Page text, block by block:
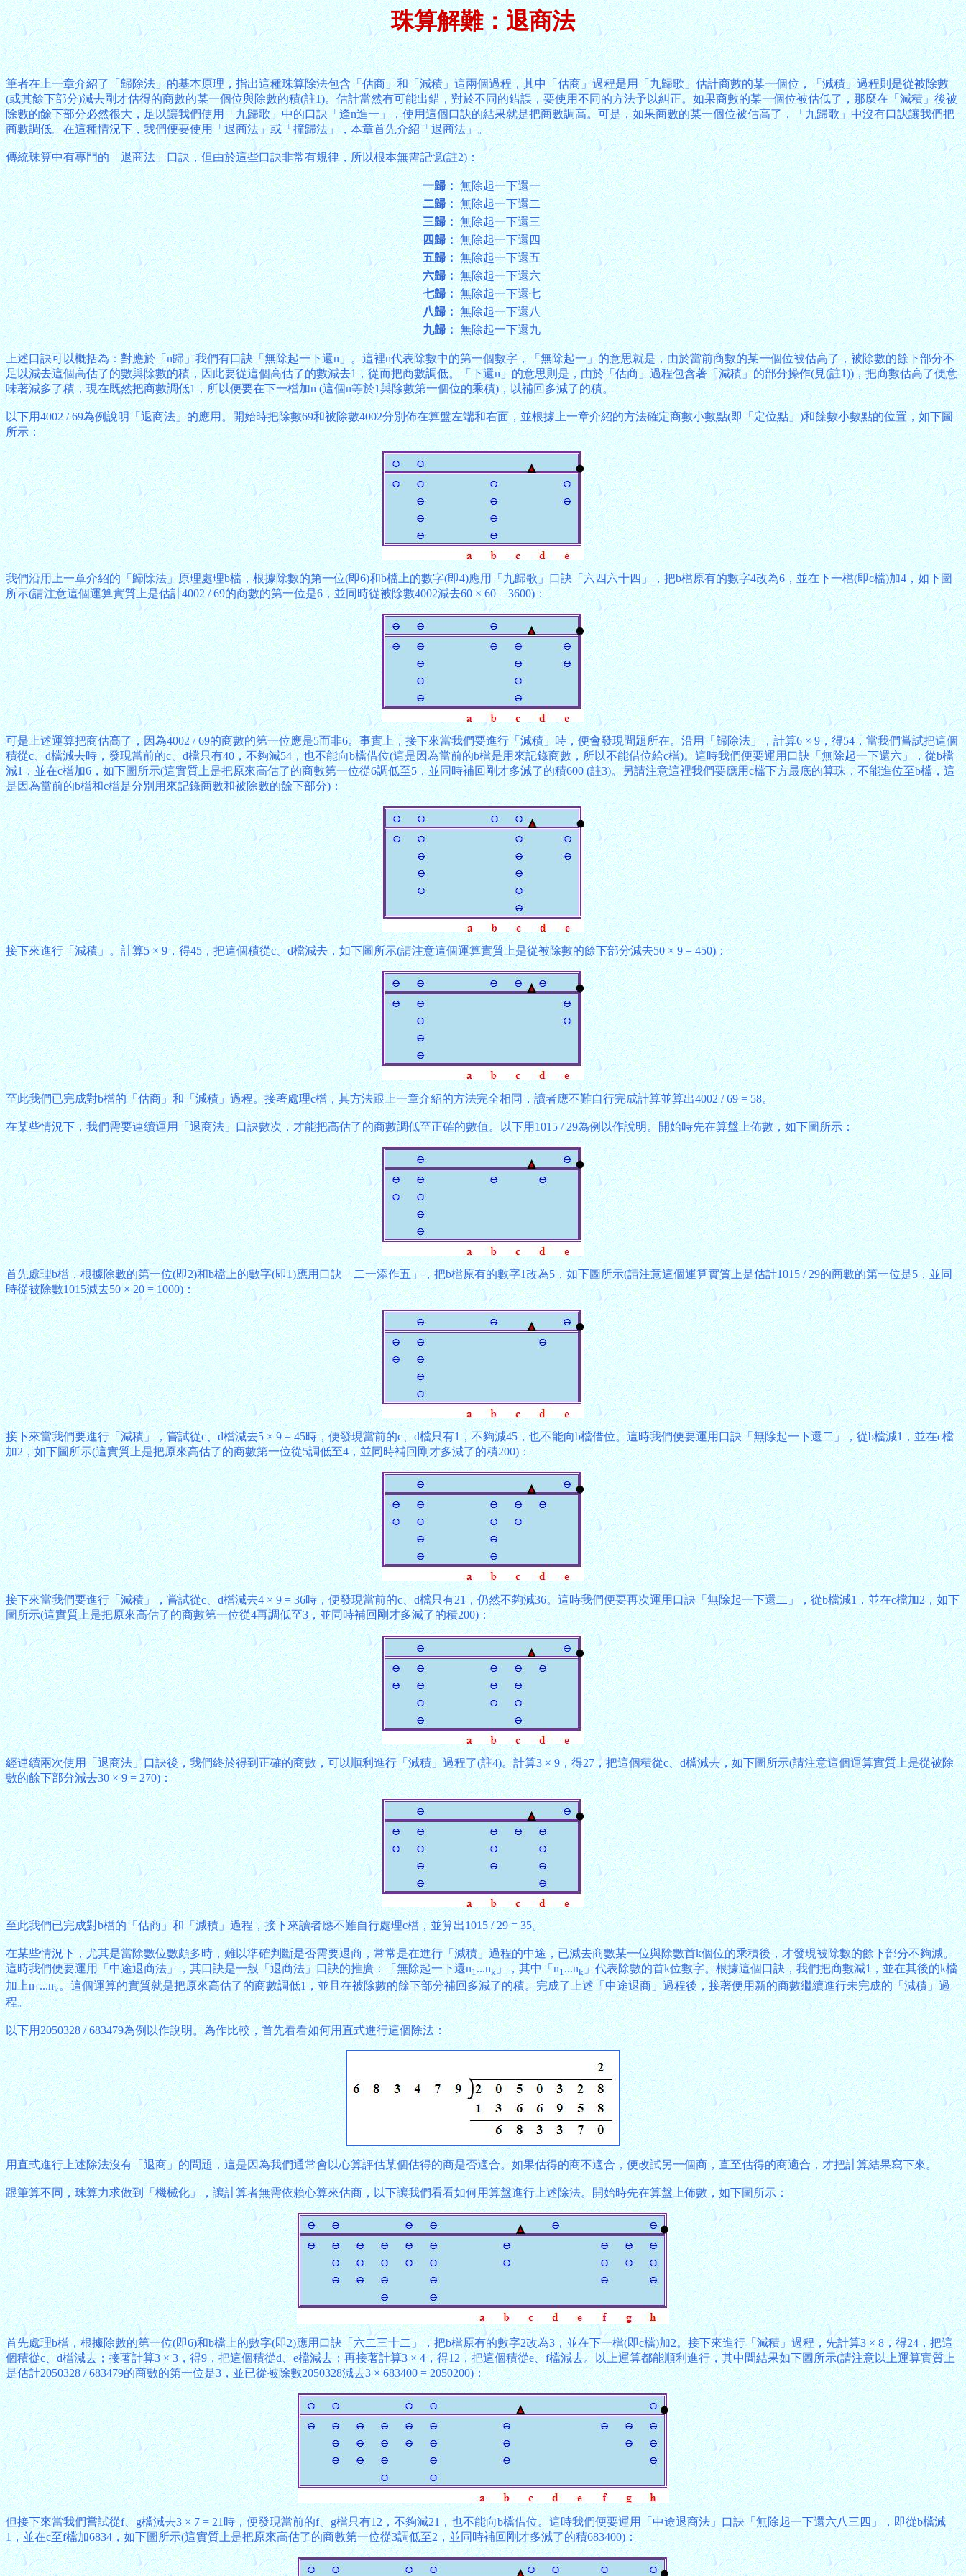
珠算解難：退商法
筆者在上一章介紹了「歸除法」的基本原理，指出這種珠算除法包含「估商」和「減積」這兩個過程，其中「估商」過程是用「九歸歌」估計商數的某一個位，「減積」過程則是從被除數
(或其餘下部分)減去剛才估得的商數的某一個位與除數的積(註1)。估計當然有可能出錯，對於不同的錯誤，要使用不同的方法予以糾正。如果商數的某一個位被估低了，那麼在「減積」後被
除數的餘下部分必然很大，足以讓我們使用「九歸歌」中的口訣「逢n進一」，使用這個口訣的結果就是把商數調高。可是，如果商數的某一個位被估高了，「九歸歌」中沒有口訣讓我們把
商數調低。在這種情況下，我們便要使用「退商法」或「撞歸法」，本章首先介紹「退商法」。
傳統珠算中有專門的「退商法」口訣，但由於這些口訣非常有規律，所以根本無需記憶(註2)：
一歸： 無除起一下還一
二歸： 無除起一下還二
三歸： 無除起一下還三
四歸： 無除起一下還四
五歸： 無除起一下還五
六歸： 無除起一下還六
七歸： 無除起一下還七
八歸： 無除起一下還八
九歸： 無除起一下還九
上述口訣可以概括為：對應於「n歸」我們有口訣「無除起一下還n」。這裡n代表除數中的第一個數字，「無除起一」的意思就是，由於當前商數的某一個位被估高了，被除數的餘下部分不
足以減去這個高估了的數與除數的積，因此要從這個高估了的數減去1，從而把商數調低。「下還n」的意思則是，由於「估商」過程包含著「減積」的部分操作(見(註1))，把商數估高了便意
味著減多了積，現在既然把商數調低1，所以便要在下一檔加n (這個n等於1與除數第一個位的乘積)，以補回多減了的積。
以下用4002 / 69為例說明「退商法」的應用。開始時把除數69和被除數4002分別佈在算盤左端和右面，並根據上一章介紹的方法確定商數小數點(即「定位點」)和餘數小數點的位置，如下圖
所示：
我們沿用上一章介紹的「歸除法」原理處理b檔，根據除數的第一位(即6)和b檔上的數字(即4)應用「九歸歌」口訣「六四六十四」，把b檔原有的數字4改為6，並在下一檔(即c檔)加4，如下圖
所示(請注意這個運算實質上是估計4002 / 69的商數的第一位是6，並同時從被除數4002減去60 × 60 = 3600)：
可是上述運算把商估高了，因為4002 / 69的商數的第一位應是5而非6。事實上，接下來當我們要進行「減積」時，便會發現問題所在。沿用「歸除法」，計算6 × 9，得54，當我們嘗試把這個
積從c、d檔減去時，發現當前的c、d檔只有40，不夠減54，也不能向b檔借位(這是因為當前的b檔是用來記錄商數，所以不能借位給c檔)。這時我們便要運用口訣「無除起一下還六」，從b檔
減1，並在c檔加6，如下圖所示(這實質上是把原來高估了的商數第一位從6調低至5，並同時補回剛才多減了的積600 (註3)。另請注意這裡我們要應用c檔下方最底的算珠，不能進位至b檔，這
是因為當前的b檔和c檔是分別用來記錄商數和被除數的餘下部分)：
接下來進行「減積」。計算5 × 9，得45，把這個積從c、d檔減去，如下圖所示(請注意這個運算實質上是從被除數的餘下部分減去50 × 9 = 450)：
至此我們已完成對b檔的「估商」和「減積」過程。接著處理c檔，其方法跟上一章介紹的方法完全相同，讀者應不難自行完成計算並算出4002 / 69 = 58。
在某些情況下，我們需要連續運用「退商法」口訣數次，才能把高估了的商數調低至正確的數值。以下用1015 / 29為例以作說明。開始時先在算盤上佈數，如下圖所示：
首先處理b檔，根據除數的第一位(即2)和b檔上的數字(即1)應用口訣「二一添作五」，把b檔原有的數字1改為5，如下圖所示(請注意這個運算實質上是估計1015 / 29的商數的第一位是5，並同
時從被除數1015減去50 × 20 = 1000)：
接下來當我們要進行「減積」，嘗試從c、d檔減去5 × 9 = 45時，便發現當前的c、d檔只有1，不夠減45，也不能向b檔借位。這時我們便要運用口訣「無除起一下還二」，從b檔減1，並在c檔
加2，如下圖所示(這實質上是把原來高估了的商數第一位從5調低至4，並同時補回剛才多減了的積200)：
接下來當我們要進行「減積」，嘗試從c、d檔減去4 × 9 = 36時，便發現當前的c、d檔只有21，仍然不夠減36。這時我們便要再次運用口訣「無除起一下還二」，從b檔減1，並在c檔加2，如下
圖所示(這實質上是把原來高估了的商數第一位從4再調低至3，並同時補回剛才多減了的積200)：
經連續兩次使用「退商法」口訣後，我們終於得到正確的商數，可以順利進行「減積」過程了(註4)。計算3 × 9，得27，把這個積從c、d檔減去，如下圖所示(請注意這個運算實質上是從被除
數的餘下部分減去30 × 9 = 270)：
至此我們已完成對b檔的「估商」和「減積」過程，接下來讀者應不難自行處理c檔，並算出1015 / 29 = 35。
在某些情況下，尤其是當除數位數頗多時，難以準確判斷是否需要退商，常常是在進行「減積」過程的中途，已減去商數某一位與除數首k個位的乘積後，才發現被除數的餘下部分不夠減。
這時我們便要運用「中途退商法」，其口訣是一般「退商法」口訣的推廣：「無除起一下還n1...nk」，其中「n1...nk」代表除數的首k位數字。根據這個口訣，我們把商數減1，並在其後的k檔
加上n1...nk。這個運算的實質就是把原來高估了的商數調低1，並且在被除數的餘下部分補回多減了的積。完成了上述「中途退商」過程後，接著便用新的商數繼續進行未完成的「減積」過
程。
以下用2050328 / 683479為例以作說明。為作比較，首先看看如何用直式進行這個除法：
用直式進行上述除法沒有「退商」的問題，這是因為我們通常會以心算評估某個估得的商是否適合。如果估得的商不適合，便改試另一個商，直至估得的商適合，才把計算結果寫下來。
跟筆算不同，珠算力求做到「機械化」，讓計算者無需依賴心算來估商，以下讓我們看看如何用算盤進行上述除法。開始時先在算盤上佈數，如下圖所示：
首先處理b檔，根據除數的第一位(即6)和b檔上的數字(即2)應用口訣「六二三十二」，把b檔原有的數字2改為3，並在下一檔(即c檔)加2。接下來進行「減積」過程，先計算3 × 8，得24，把這
個積從c、d檔減去；接著計算3 × 3，得9，把這個積從d、e檔減去；再接著計算3 × 4，得12，把這個積從e、f檔減去。以上運算都能順利進行，其中間結果如下圖所示(請注意以上運算實質上
是估計2050328 / 683479的商數的第一位是3，並已從被除數2050328減去3 × 683400 = 2050200)：
但接下來當我們嘗試從f、g檔減去3 × 7 = 21時，便發現當前的f、g檔只有12，不夠減21，也不能向b檔借位。這時我們便要運用「中途退商法」口訣「無除起一下還六八三四」，即從b檔減
1，並在c至f檔加6834，如下圖所示(這實質上是把原來高估了的商數第一位從3調低至2，並同時補回剛才多減了的積683400)：